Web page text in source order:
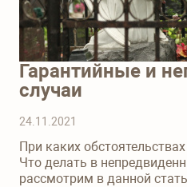
Гарантийные и
случаи
24.11.2021
При каких
Что делать в
рассмотрим в данной